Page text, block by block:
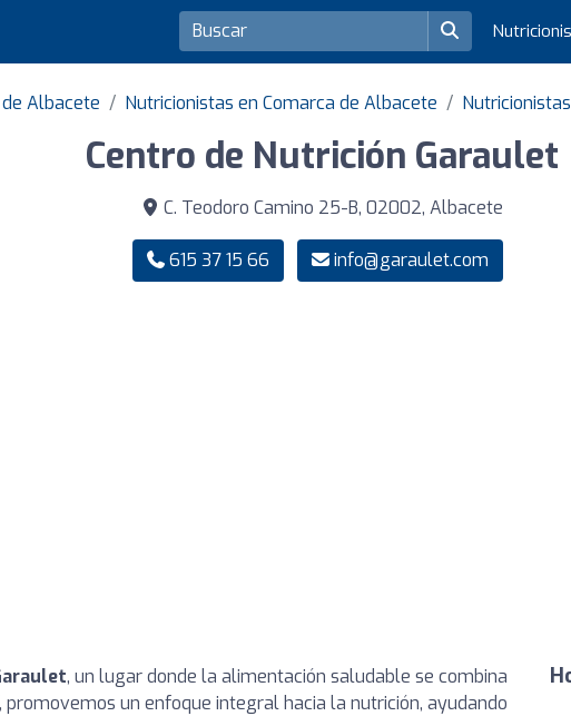
Albacete Nutricionistas en Comarca de Albacete
Centro de Nutrición Garaulet
C. Teodoro Camino 25-B, 02002, Albacete
615 37 15 66 info@garaulet.com
, un lugar donde la alimentación saludable se combina
un enfoque integral hacia la nutrición, ayudando